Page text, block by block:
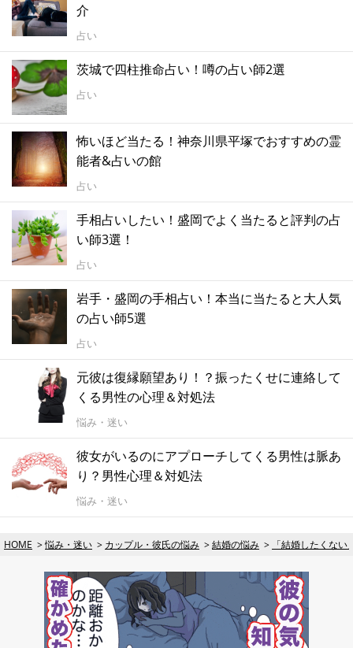
介
占い
茨城で四柱推命占い！噂の占い師2選
占い
怖いほど当たる！神奈川県平塚でおすすめの霊
能者&占いの館
占い
手相占いしたい！盛岡でよく当たると評判の占
い師3選！
占い
岩手・盛岡の手相占い！本当に当たると大人気
の占い師5選
占い
元彼は復縁願望あり！？振ったくせに連絡して
くる男性の心理＆対処法
悩み・迷い
彼女がいるのにアプローチしてくる男性は脈あ
り？男性心理＆対処法
悩み・迷い
HOME 悩み・迷い カップル・彼氏の悩み 結婚の悩み 「結婚したくな